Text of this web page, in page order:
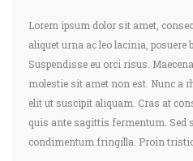
Lorem ipsum dolor sit amet,
aliquet urna ac leo lacinia, posuere
Suspendisse eu orci risus.
molestie sit amet non est. Nunc a
elit ut suscipit aliquam. Cras at
quis ante sagittis fermentum. Sed
condimentum fringilla. Proin